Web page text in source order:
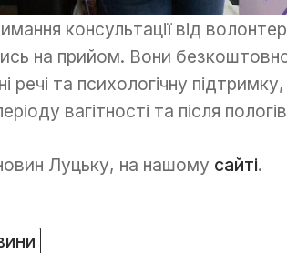
консультації від
на прийом. Вони
речі та психологічну
вагітності та після
Луцьку, на нашому сайті.